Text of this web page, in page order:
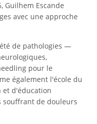
Guilhem Escande
avec une approche
de pathologies —
pour le
également l'école du
et d'éducation
de douleurs